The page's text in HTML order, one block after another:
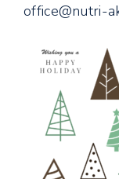
office@nutri-